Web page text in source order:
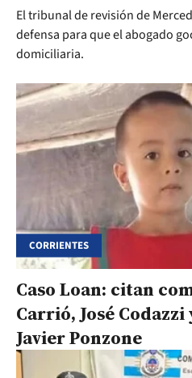
El tribunal de revisión de
defensa para que el abogado
domiciliaria.
CORRIENTES
Caso Loan: citan
Carrió, José
Javier Ponzone